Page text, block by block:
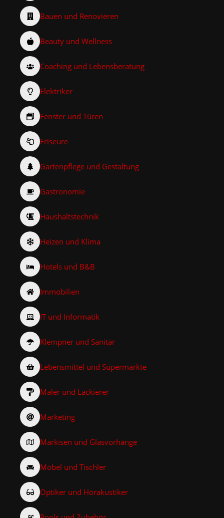
Bauen und Renovieren
Beauty und Wellness
Coaching und Lebensberatung
Elektriker
Fenster und Türen
Friseure
Gartenpflege und Gestaltung
Gastronomie
Haushaltstechnik
Heizen und Klima
Hotels und B&B
Immobilien
IT und Informatik
Klempner und Sanitär
Lebensmittel und Supermärkte
Maler und Lackierer
Marketing
Markisen und Glasvorhänge
Möbel und Tischler
Optiker und Hörakustiker